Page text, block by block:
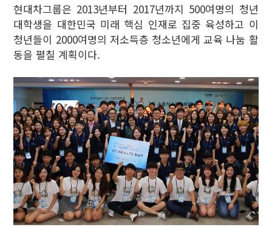
현대차그룹은 2013년부터 2017년까지 500여명의 청년
대학생을 대한민국 미래 핵심 인재로 집중 육성하고 이
청년들이 2000여명의 저소득층 청소년에게 교육 나눔 활
동을 펼칠 계획이다.